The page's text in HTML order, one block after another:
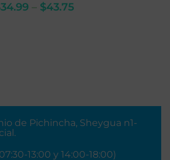
34.99 – $43.75
de Pichincha, Sheygua n1-
13:00 y 14:00-18:00)